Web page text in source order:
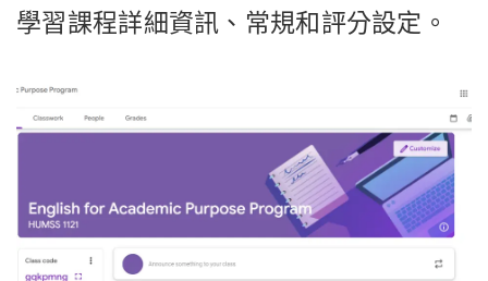
學習課程詳細資訊、常規和評分設定。